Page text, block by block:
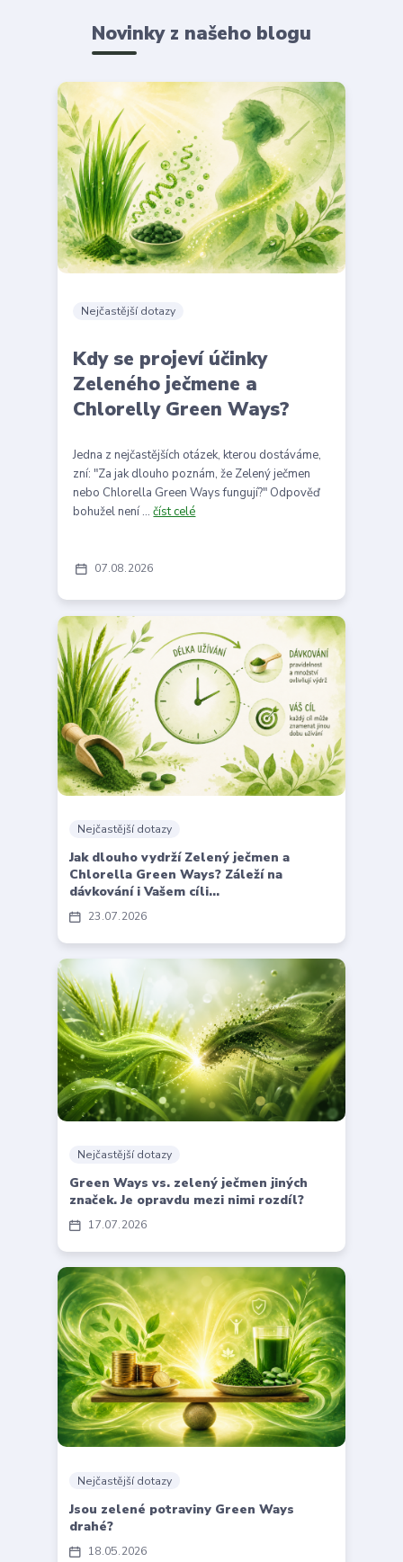
Novinky z našeho blogu
07 08 2026
Nejčastější dotazy
Kdy se projeví účinky
Zeleného ječmene a
Chlorelly Green Ways?
Jedna z nejčastějších otázek, kterou dostáváme,
zní: "Za jak dlouho poznám, že Zelený ječmen
nebo Chlorella Green Ways fungují?" Odpověď
bohužel není ...číst celé
23 07 2026
Nejčastější dotazy
Jak dlouho vydrží Zelený ječmen a
Chlorella Green Ways? Záleží na
dávkování i Vašem cíli...
17 07 2026
Nejčastější dotazy
Green Ways vs. zelený ječmen jiných
značek. Je opravdu mezi nimi rozdíl?
18 05 2026
Nejčastější dotazy
Jsou zelené potraviny Green Ways
drahé?